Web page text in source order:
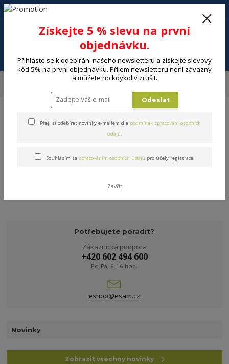
+420 602 494 600
Kuchyňské pomůcky a náčiní
Silikonové kuchyňské nářadí
V této kategorii nebylo nalezeno žádné zboží.
Potřebujete poradit?
Zákaznická podpora
+420 602 494 600
Po-Pá, 9-16 hod.
eshop@esam.cz
Novinky
Zobrazit všechny novinky
Získejte 5 % slevu na první
objednávku.
Přihlaste se k odebírání našeho newsletteru a získejte slevový
kód 5% na první objednávku. Příjem newsletteru není závazný
a můžete ho kdykoliv zrušit.
Odeslat
Přeji si odebírat novinky e-mailem dle podmínek zpracování osobních
údajů.
Souhlasím se zpracováním osobních údajů pro účely registrace.
Zavřít